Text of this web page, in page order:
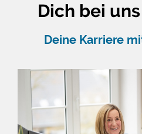
Dich bei
Deine Karriere